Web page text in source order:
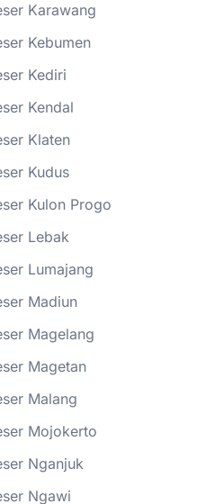
Karawang
Kebumen
Kediri
Kendal
Klaten
Kudus
Kulon Progo
Lebak
Lumajang
Madiun
Magelang
Magetan
Malang
Mojokerto
Nganjuk
Ngawi